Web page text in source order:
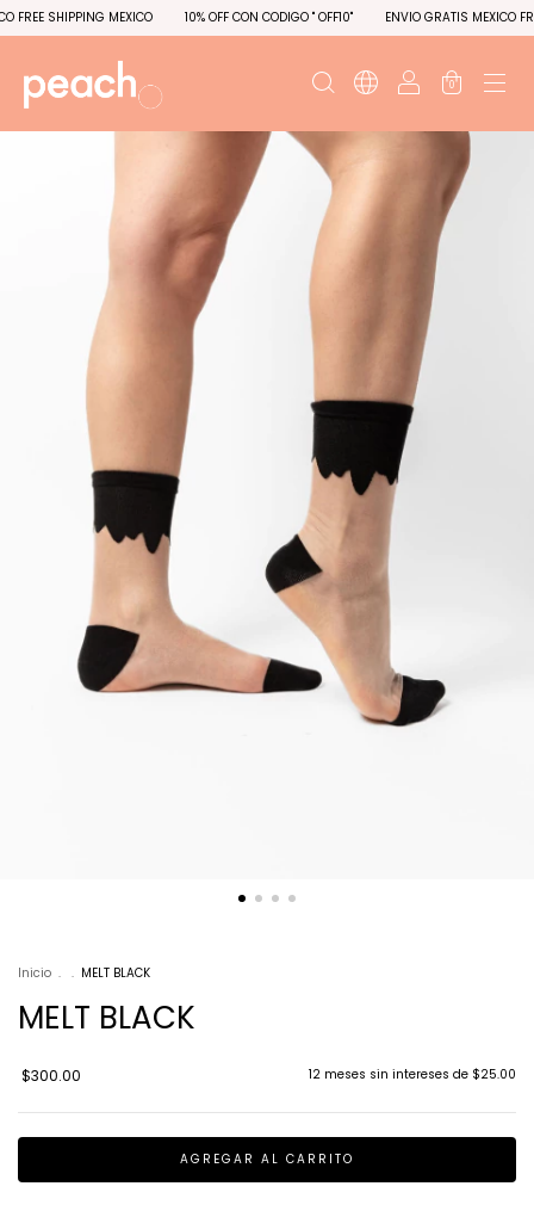
SHIPPING MEXICO 10% OFF CON CODIGO " OFF10" ENVIO GRATIS MEXICO
0
Inicio . . MELT BLACK
MELT BLACK
$300.00 12 meses sin intereses de $25.00